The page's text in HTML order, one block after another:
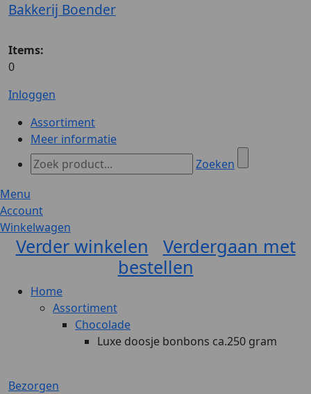
Bakkerij Boender
Items:
0
Inloggen
Assortiment
Meer informatie
Zoeken
Menu
Account
Winkelwagen
Verder winkelen
Verdergaan met
bestellen
Home
Assortiment
Chocolade
Luxe doosje bonbons ca.250 gram
Bezorgen